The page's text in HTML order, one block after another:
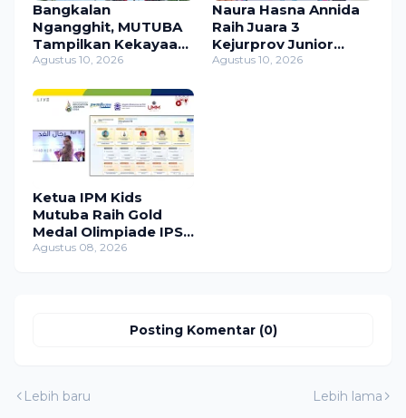
Bangkalan
Ngangghit, MUTUBA
Tampilkan Kekayaan
Budaya dan
dalam Karnaval
Bangkalan 2026
Agustus 10, 2026
Naura Hasna Annida
Raih Juara 3
Kejurprov Junior
Panahan Jawa Timur
Agustus 10, 2026
Ketua IPM Kids
Mutuba Raih Gold
Medal Olimpiade IPS
ME-AWARD 2026
Agustus 08, 2026
Posting Komentar (0)
Lebih baru Lebih lama